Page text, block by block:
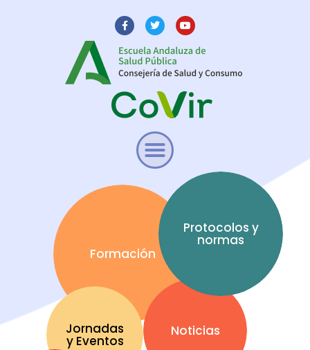
Formación
Protocolos y
normas
Jornadas
y Eventos
Noticias